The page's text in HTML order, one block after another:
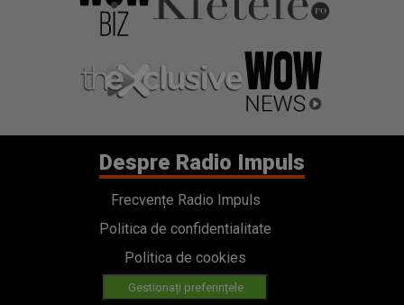
Despre Radio Impuls
Frecvențe Radio Impuls
Politica de confidentialitate
Politica de cookies
Gestionați preferințele